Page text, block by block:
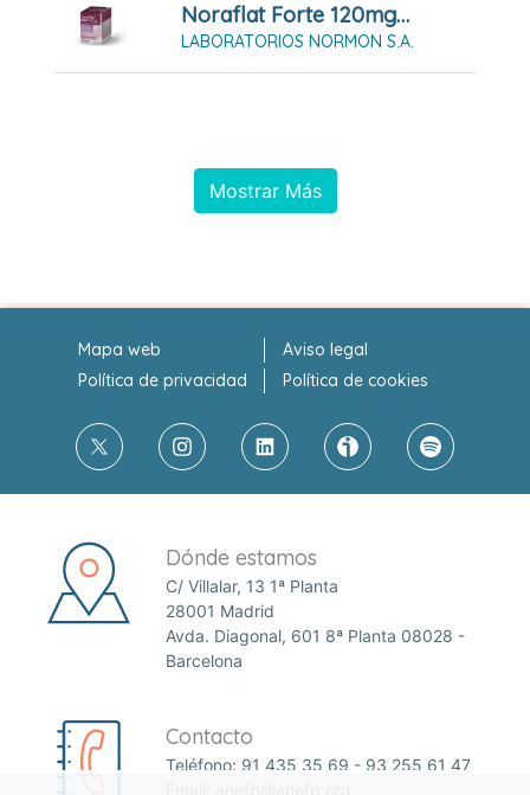
Noraflat Forte 120mg 40 Comprimidos Masticables
LABORATORIOS NORMON S.A.
Mostrar Más
Mapa web
Aviso legal
Política de privacidad
Política de cookies
Dónde estamos
C/ Villalar, 13 1ª Planta
28001 Madrid
Avda. Diagonal, 601 8ª Planta 08028 -
Barcelona
Contacto
Teléfono: 91 435 35 69 - 93 255 61 47